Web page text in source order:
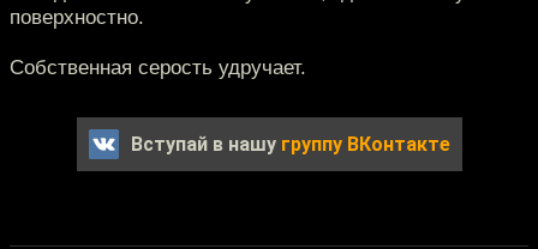
поверхностно.
Собственная серость удручает.
Вступай в нашу группу ВКонтакте